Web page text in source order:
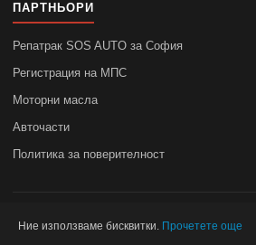
ПАРТНЬОРИ
Репатрак SOS AUTO за София
Регистрация на МПС
Моторни масла
Авточасти
Политика за поверителност
autodata.bg не носи отговорност за точността
Ние използваме бисквитки. Прочетете още